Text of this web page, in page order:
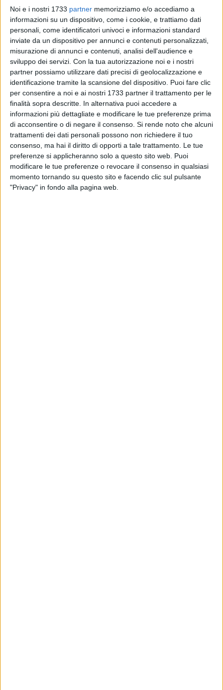
Noi e i nostri 1733 partner memorizziamo e/o accediamo a
informazioni su un dispositivo, come i cookie, e trattiamo dati
personali, come identificatori univoci e informazioni standard
inviate da un dispositivo per annunci e contenuti personalizzati,
misurazione di annunci e contenuti, analisi dell'audience e
sviluppo dei servizi. Con la tua autorizzazione noi e i nostri
partner possiamo utilizzare dati precisi di geolocalizzazione e
identificazione tramite la scansione del dispositivo. Puoi fare clic
per consentire a noi e ai nostri 1733 partner il trattamento per le
finalità sopra descritte. In alternativa puoi accedere a
informazioni più dettagliate e modificare le tue preferenze prima
di acconsentire o di negare il consenso. Si rende noto che alcuni
trattamenti dei dati personali possono non richiedere il tuo
consenso, ma hai il diritto di opporti a tale trattamento. Le tue
preferenze si applicheranno solo a questo sito web. Puoi
modificare le tue preferenze o revocare il consenso in qualsiasi
momento tornando su questo sito e facendo clic sul pulsante
"Privacy" in fondo alla pagina web.
L'avvio del nuovo programma di esercizio sarà presentato
domenica 15 marzo alle ore 10:30 presso la stazione
ferroviaria di Andria Sud, via Alexander Borodin, in occasione
di un incontro pubblico a cui parteciperanno il presidente
della Regione Puglia Antonio Decaro, l'assessore regionale
alle Infrastrutture e alla Mobilità Raffaele Piemontese, la
sindaca di Andria Giovanna Bruno, il sindaco di Corato